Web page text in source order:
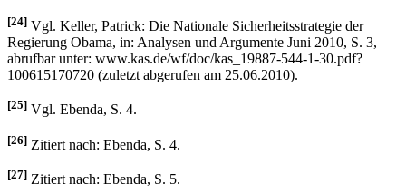
[24] Vgl. Keller, Patrick: Die Nationale Sicherheitsstrategie der
Regierung Obama, in: Analysen und Argumente Juni 2010, S. 3,
abrufbar unter: www.kas.de/wf/doc/kas_19887-544-1-30.pdf?
100615170720 (zuletzt abgerufen am 25.06.2010).
[25] Vgl. Ebenda, S. 4.
[26] Zitiert nach: Ebenda, S. 4.
[27] Zitiert nach: Ebenda, S. 5.